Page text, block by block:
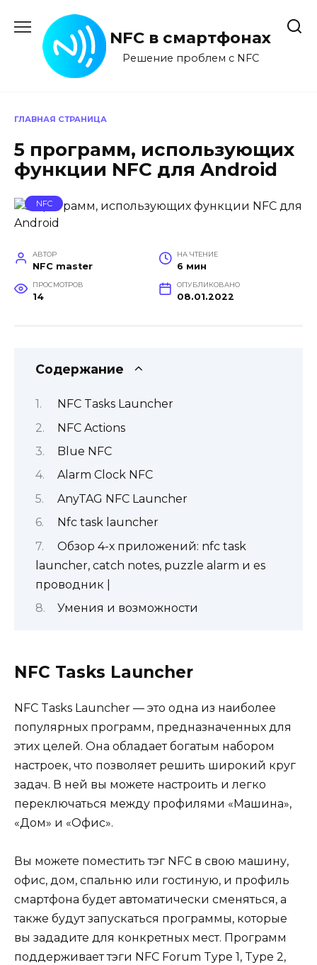
содержанию
NFC в смартфонах
Решение проблем с NFC
ГЛАВНАЯ СТРАНИЦА
5 программ, использующих
функции NFC для Android
NFC
АВТОР
NFC master
НА ЧТЕНИЕ
6 мин
ПРОСМОТРОВ
14
ОПУБЛИКОВАНО
08.01.2022
Содержание
NFC Tasks Launcher
NFC Actions
Blue NFC
Alarm Clock NFC
AnyTAG NFC Launcher
Nfc task launcher
Обзор 4-х приложений: nfc task
launcher, catch notes, puzzle alarm и es
проводник |
Умения и возможности
NFC Tasks Launcher
NFC Tasks Launcher — это одна из наиболее
популярных программ, предназначенных для
этих целей. Она обладает богатым набором
настроек, что позволяет решить широкий круг
задач. В ней вы можете настроить и легко
переключаться между профилями «Машина»,
«Дом» и «Офис».
Вы можете поместить тэг NFC в свою машину,
офис, дом, спальню или гостиную, и профиль
смартфона будет автоматически сменяться, а
также будут запускаться программы, которые
вы зададите для конкретных мест. Программ
поддерживает тэги NFC Forum Type 1, Type 2,